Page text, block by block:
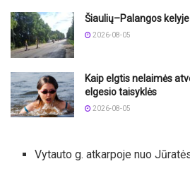
Šiaulių–Palangos
2026-08-05
Kaip elgtis nelaimės
elgesio taisyklės
2026-08-05
Vytauto g. atkarpoje nuo